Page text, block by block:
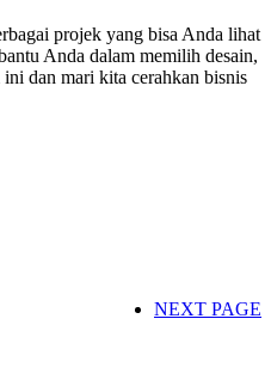
projek yang bisa Anda lihat
Anda dalam memilih desain,
dan mari kita cerahkan bisnis
NEXT PAGE